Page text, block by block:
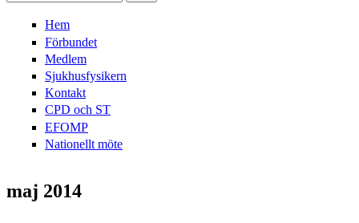
SjukhusFysikerFörbundet
Hem
Förbundet
Medlem
Sjukhusfysikern
Kontakt
CPD och ST
EFOMP
Nationellt möte
maj 2014